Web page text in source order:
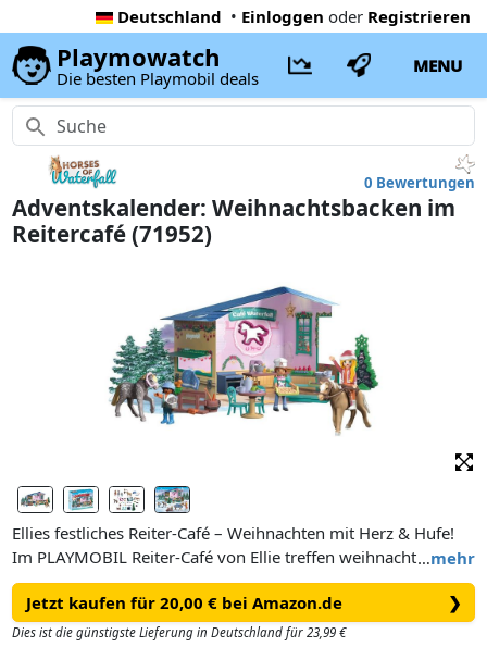
Deutschland • Einloggen oder Registrieren
Playmowatch
Die besten Playmobil deals
MENU
0 Bewertungen
Adventskalender: Weihnachtsbacken im
Reitercafé (71952)
…mehr
Ellies festliches Reiter-Café – Weihnachten mit Herz & Hufe!
Im PLAYMOBIL Reiter-Café von Ellie treffen weihnachtlicher
Zauber und ländlicher Charme aufeinander. Kinder können
köstliche Weihnachtsleckereien backen – inklusive Pferde-
Ausstechform für extra niedliche Plätzchenmomente!
Jetzt kaufen für 20,00 € bei Amazon.de ❯
Dies ist die günstigste Lieferung in Deutschland für 23,99 €